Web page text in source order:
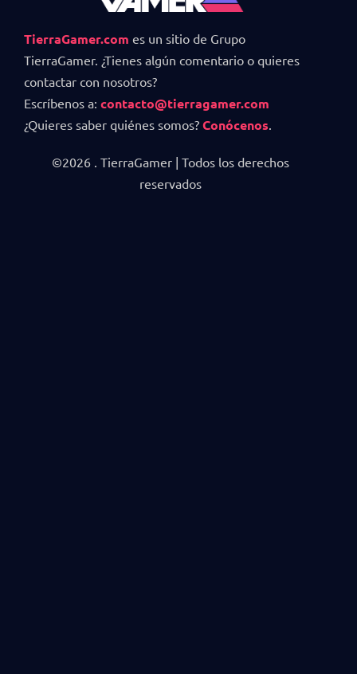
TierraGamer.com es un sitio de Grupo
TierraGamer. ¿Tienes algún comentario o quieres
contactar con nosotros?
Escríbenos a: contacto@tierragamer.com
¿Quieres saber quiénes somos? Conócenos.
©2026 . TierraGamer | Todos los derechos
reservados